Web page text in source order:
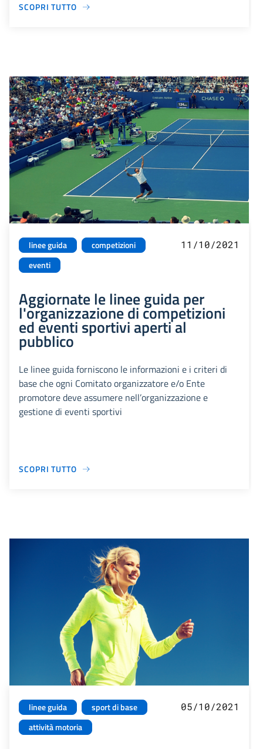
SCOPRI TUTTO
linee guida
competizioni
eventi
11/10/2021
Aggiornate le linee guida per
l'organizzazione di competizioni
ed eventi sportivi aperti al
pubblico
Le linee guida forniscono le informazioni e i criteri di
base che ogni Comitato organizzatore e/o Ente
promotore deve assumere nell’organizzazione e
gestione di eventi sportivi
SCOPRI TUTTO
linee guida
sport di base
attività motoria
05/10/2021